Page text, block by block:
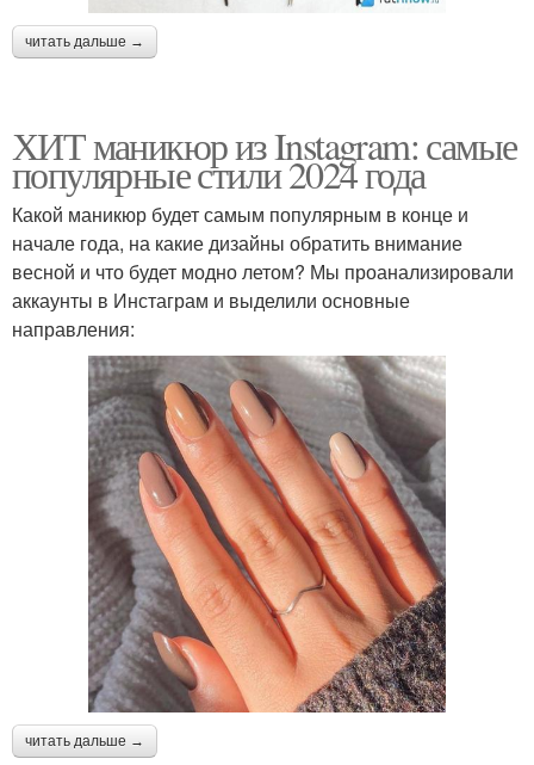
читать дальше →
ХИТ маникюр из Instagram: самые
популярные стили 2024 года
Какой маникюр будет самым популярным в конце и
начале года, на какие дизайны обратить внимание
весной и что будет модно летом? Мы проанализировали
аккаунты в Инстаграм и выделили основные
направления:
читать дальше →